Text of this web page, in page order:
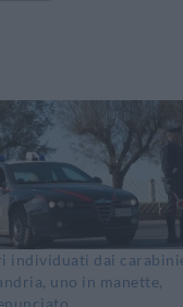
individuati dai
uno in manette,